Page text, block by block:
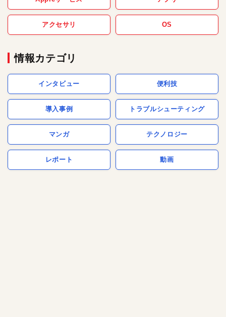
アクセサリ OS
情報カテゴリ
インタビュー 便利技
導入事例 トラブルシューティング
マンガ テクノロジー
レポート 動画